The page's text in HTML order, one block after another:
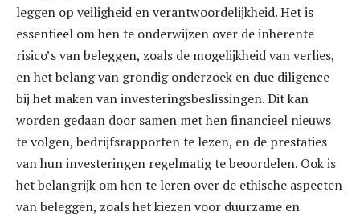
leggen op veiligheid en verantwoordelijkheid. Het is
essentieel om hen te onderwijzen over de inherente
risico’s van beleggen, zoals de mogelijkheid van verlies,
en het belang van grondig onderzoek en due diligence
bij het maken van investeringsbeslissingen. Dit kan
worden gedaan door samen met hen financieel nieuws
te volgen, bedrijfsrapporten te lezen, en de prestaties
van hun investeringen regelmatig te beoordelen. Ook is
het belangrijk om hen te leren over de ethische aspecten
van beleggen, zoals het kiezen voor duurzame en